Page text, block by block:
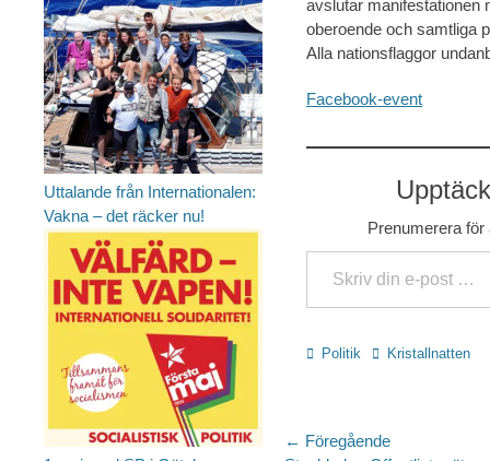
avslutar manifestationen
oberoende och samtliga
Alla nationsflaggor
Facebook-event
Prenumerera
Skriv din e-post …
Kategorier
Politik Etiketter
Kristallnatten
← Föregående
Uttalande från Internationalen:
Vakna – det räcker nu!